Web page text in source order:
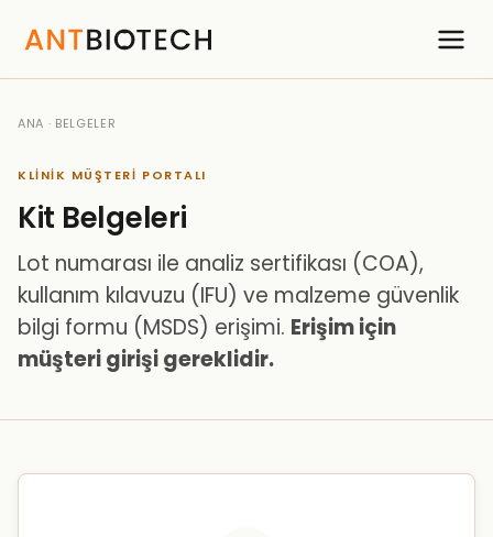
ANA · BELGELER
KLINIK MÜŞTERI PORTALI
Kit Belgeleri
Lot numarası ile analiz sertifikası (COA),
kullanım kılavuzu (IFU) ve malzeme güvenlik
bilgi formu (MSDS) erişimi. Erişim için
müşteri girişi gereklidir.